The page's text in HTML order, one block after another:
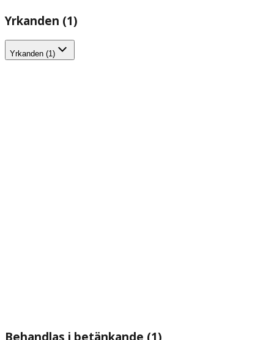
Yrkanden (1)
Yrkanden (1)
Behandlas i betänkande (1)